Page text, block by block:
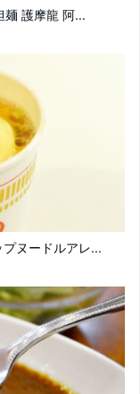
麺 護摩龍 阿...
ヌードルアレ...